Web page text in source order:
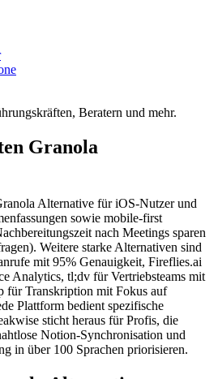
Beratern und mehr.
Granola
Alternative für iOS-Nutzer und
sowie mobile-first
nach Meetings sparen
Weitere starke Alternativen sind
mit 95% Genauigkeit, Fireflies.ai
Analytics, tl;dv für Vertriebsteams mit
für Transkription mit Fokus auf
Plattform bedient spezifische
sticht heraus für Profis, die
Notion-Synchronisation und
in über 100 Sprachen priorisieren.